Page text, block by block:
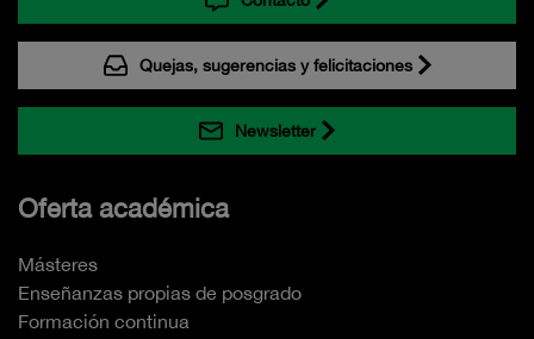
Quejas, sugerencias y felicitaciones
Newsletter
Oferta académica
Másteres
Enseñanzas propias de posgrado
Formación continua